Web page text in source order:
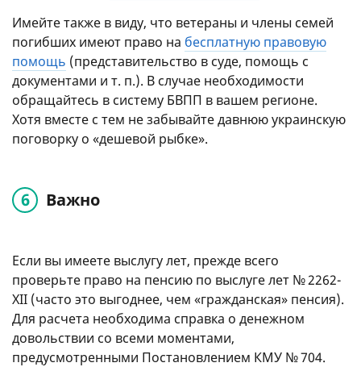
Имейте также в виду, что ветераны и члены семей
погибших имеют право на бесплатную правовую
помощь (представительство в суде, помощь с
документами и т. п.). В случае необходимости
обращайтесь в систему БВПП в вашем регионе.
Хотя вместе с тем не забывайте давнюю украинскую
поговорку о «дешевой рыбке».
Важно
Если вы имеете выслугу лет, прежде всего
проверьте право на пенсию по выслуге лет № 2262-
XII (часто это выгоднее, чем «гражданская» пенсия).
Для расчета необходима справка о денежном
довольствии со всеми моментами,
предусмотренными Постановлением КМУ № 704.